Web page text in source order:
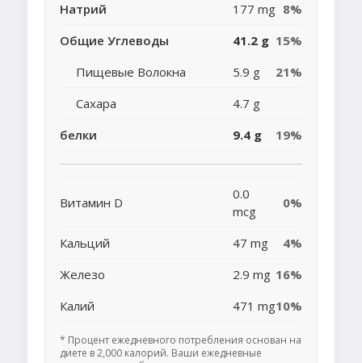
Натрий
177 mg 8%
Общие Углеводы
41.2 g 15%
Пищевые Волокна
5.9 g
21%
Сахара
4.7 g
белки
9.4 g 19%
Витамин D
0.0
mcg
0%
Кальций 47 mg
4%
Железо
2.9 mg 16%
Калий
471 mg10%
* Процент ежедневного потребления основан на
диете в 2,000 калорий. Ваши ежедневные